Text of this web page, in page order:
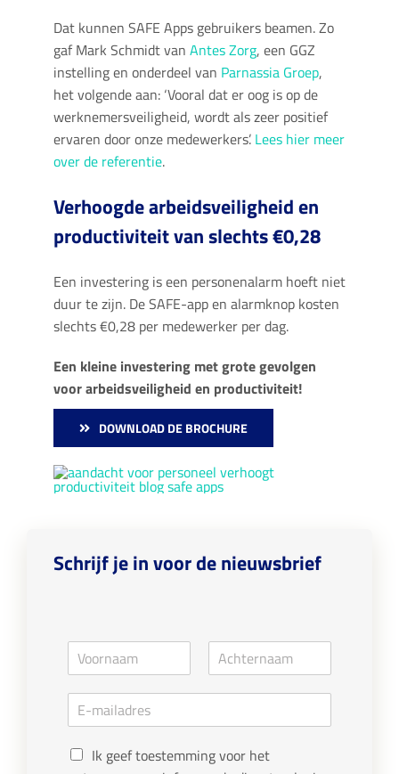
Dat kunnen SAFE Apps gebruikers beamen. Zo
gaf Mark Schmidt van Antes Zorg, een GGZ
instelling en onderdeel van Parnassia Groep,
het volgende aan: ‘Vooral dat er oog is op de
werknemersveiligheid, wordt als zeer positief
ervaren door onze medewerkers’. Lees hier meer
over de referentie.
Verhoogde arbeidsveiligheid en
productiviteit van slechts €0,28
Een investering is een personenalarm hoeft niet
duur te zijn. De SAFE-app en alarmknop kosten
slechts €0,28 per medewerker per dag.
Een kleine investering met grote gevolgen
voor arbeidsveiligheid en productiviteit!
DOWNLOAD DE BROCHURE
Schrijf je in voor de nieuwsbrief
N
*
o
r
a
c
t
r
n
E
G
Ik geef toestemming voor het